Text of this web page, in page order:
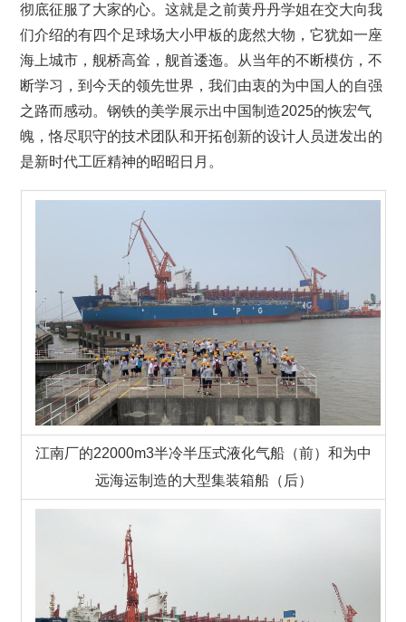
彻底征服了大家的心。这就是之前黄丹丹学姐在交大向我
们介绍的有四个足球场大小甲板的庞然大物，它犹如一座
海上城市，舰桥高耸，舰首逶迤。从当年的不断模仿，不
断学习，到今天的领先世界，我们由衷的为中国人的自强
之路而感动。钢铁的美学展示出中国制造2025的恢宏气
魄，恪尽职守的技术团队和开拓创新的设计人员迸发出的
是新时代工匠精神的昭昭日月。
江南厂的22000m3半冷半压式液化气船（前）和为中
远海运制造的大型集装箱船（后）